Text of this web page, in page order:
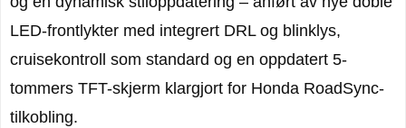
LED-frontlykter med integrert DRL og blinklys,
cruisekontroll som standard og en oppdatert 5-
tommers TFT-skjerm klargjort for Honda RoadSync-
tilkobling.